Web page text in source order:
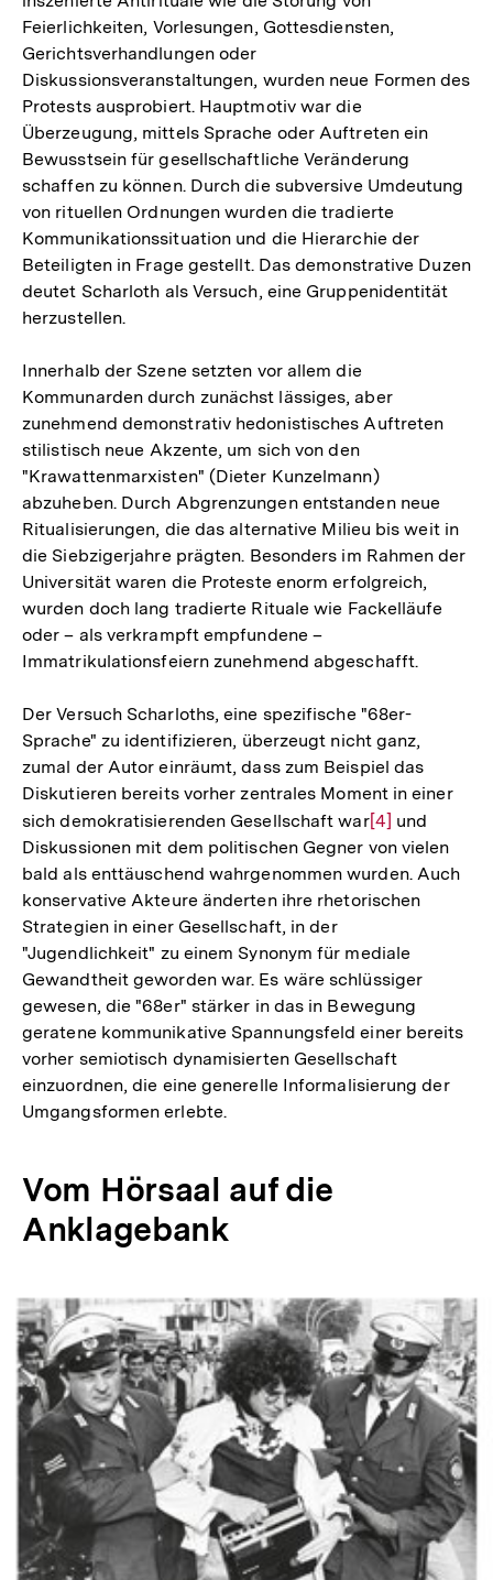
Feierlichkeiten, Vorlesungen, Gottesdiensten,
Gerichtsverhandlungen oder
Diskussionsveranstaltungen, wurden neue Formen des
Protests ausprobiert. Hauptmotiv war die
Überzeugung, mittels Sprache oder Auftreten ein
Bewusstsein für gesellschaftliche Veränderung
schaffen zu können. Durch die subversive Umdeutung
von rituellen Ordnungen wurden die tradierte
Kommunikationssituation und die Hierarchie der
Beteiligten in Frage gestellt. Das demonstrative Duzen
deutet Scharloth als Versuch, eine Gruppenidentität
herzustellen.
Innerhalb der Szene setzten vor allem die
Kommunarden durch zunächst lässiges, aber
zunehmend demonstrativ hedonistisches Auftreten
stilistisch neue Akzente, um sich von den
"Krawattenmarxisten" (Dieter Kunzelmann)
abzuheben. Durch Abgrenzungen entstanden neue
Ritualisierungen, die das alternative Milieu bis weit in
die Siebzigerjahre prägten. Besonders im Rahmen der
Universität waren die Proteste enorm erfolgreich,
wurden doch lang tradierte Rituale wie Fackelläufe
oder – als verkrampft empfundene –
Immatrikulationsfeiern zunehmend abgeschafft.
Der Versuch Scharloths, eine spezifische "68er-
Sprache" zu identifizieren, überzeugt nicht ganz,
zumal der Autor einräumt, dass zum Beispiel das
Diskutieren bereits vorher zentrales Moment in einer
sich demokratisierenden Gesellschaft warZur
Auflösung
der
Fußnote
[4] und
Diskussionen mit dem politischen Gegner von vielen
bald als enttäuschend wahrgenommen wurden. Auch
konservative Akteure änderten ihre rhetorischen
Strategien in einer Gesellschaft, in der
"Jugendlichkeit" zu einem Synonym für mediale
Gewandtheit geworden war. Es wäre schlüssiger
gewesen, die "68er" stärker in das in Bewegung
geratene kommunikative Spannungsfeld einer bereits
vorher semiotisch dynamisierten Gesellschaft
einzuordnen, die eine generelle Informalisierung der
Umgangsformen erlebte.
Vom Hörsaal auf die
Anklagebank